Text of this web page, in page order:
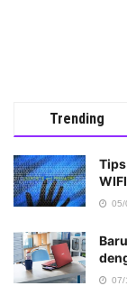
Trending
05/
07/